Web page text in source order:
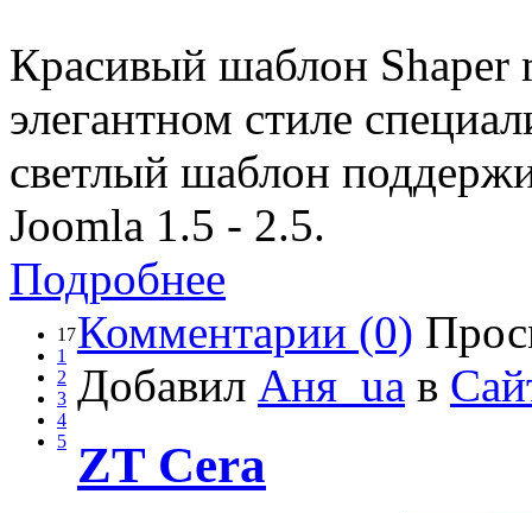
Красивый шаблон Shaper
элегантном стиле
светлый шаблон
Joomla 1.5 - 2.5.
Подробнее
17
1
2
3
4
5
Комментарии (0)
Добавил Аня_ua в
ZT Cera